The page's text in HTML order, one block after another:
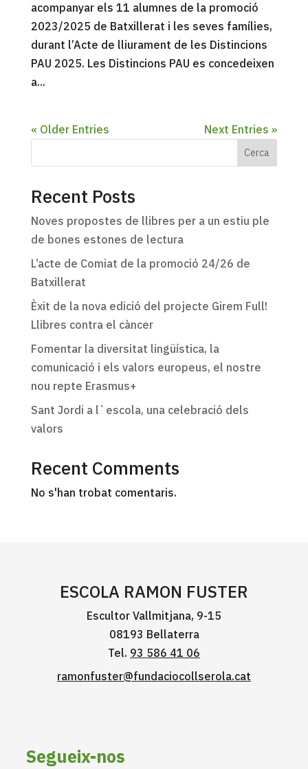
acompanyar els 11 alumnes de la promoció
2023/2025 de Batxillerat i les seves famílies,
durant l’Acte de lliurament de les Distincions
PAU 2025. Les Distincions PAU es concedeixen
a...
« Older Entries Next Entries »
Cerca
Recent Posts
Noves propostes de llibres per a un estiu ple
de bones estones de lectura
L’acte de Comiat de la promoció 24/26 de
Batxillerat
Èxit de la nova edició del projecte Girem Full!
Llibres contra el càncer
Fomentar la diversitat lingüística, la
comunicació i els valors europeus, el nostre
nou repte Erasmus+
Sant Jordi a l`escola, una celebració dels
valors
Recent Comments
No s'han trobat comentaris.
ESCOLA RAMON FUSTER
Escultor Vallmitjana, 9-15
08193 Bellaterra
Tel. 93 586 41 06
ramonfuster@fundaciocollserola.cat
Segueix-nos